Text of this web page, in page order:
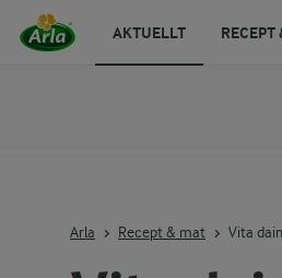
Arla Recept & mat Vita
AKTUELLT RECEPT